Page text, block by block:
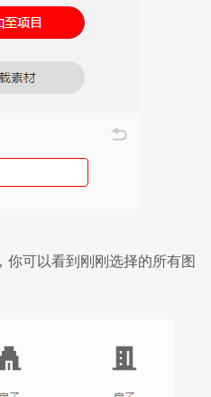
你可以看到刚刚选择的所有图